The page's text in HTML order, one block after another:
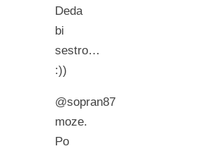
Deda
bi
sestro…
:))
@sopran87
moze.
Po